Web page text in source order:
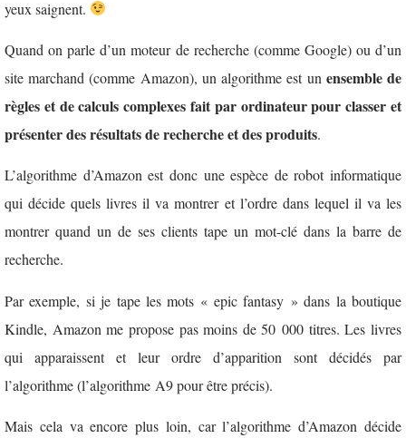
yeux saignent.
Quand on parle d’un moteur de recherche (comme Google) ou d’un
site marchand (comme Amazon), un algorithme est un ensemble de
règles et de calculs complexes fait par ordinateur pour classer et
présenter des résultats de recherche et des produits.
L’algorithme d’Amazon est donc une espèce de robot informatique
qui décide quels livres il va montrer et l’ordre dans lequel il va les
montrer quand un de ses clients tape un mot-clé dans la barre de
recherche.
Par exemple, si je tape les mots « epic fantasy » dans la boutique
Kindle, Amazon me propose pas moins de 50 000 titres. Les livres
qui apparaissent et leur ordre d’apparition sont décidés par
l’algorithme (l’algorithme A9 pour être précis).
Mais cela va encore plus loin, car l’algorithme d’Amazon décide